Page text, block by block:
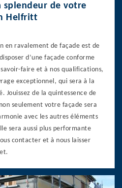
splendeur de votre
Helfritt
en ravalement de façade est de
d’une façade conforme
faire et à nos qualifications,
exceptionnel, qui sera à la
Jouissez de la quintessence de
seulement votre façade sera
avec les autres éléments
sera aussi plus performante
contacter et à nous laisser